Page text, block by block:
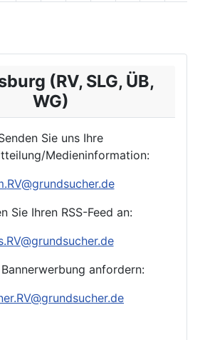
(RV, SLG, ÜB,
WG)
Sie uns Ihre
Medieninformation:
RV@grundsucher.de
Sie Ihren RSS-Feed an:
@grundsucher.de
anfordern: